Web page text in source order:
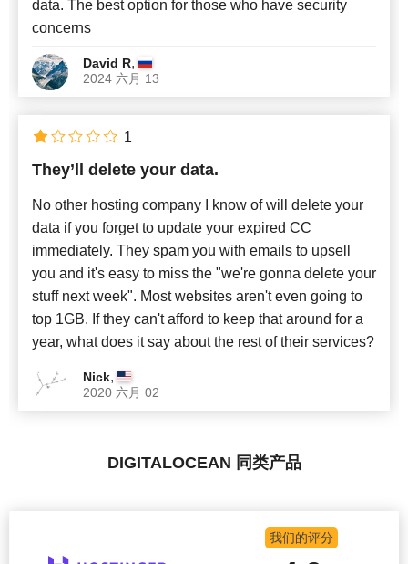
data. The best option for those who have security
concerns
David R,
2024 六月 13
They’ll delete your data.
No other hosting company I know of will delete your
data if you forget to update your expired CC
immediately. They spam you with emails to upsell
you and it's easy to miss the "we're gonna delete your
stuff next week". Most websites aren't even going to
top 1GB. If they can't afford to keep that around for a
year, what does it say about the rest of their services?
Nick,
2020 六月 02
1
DIGITALOCEAN 同类产品
我们的评分